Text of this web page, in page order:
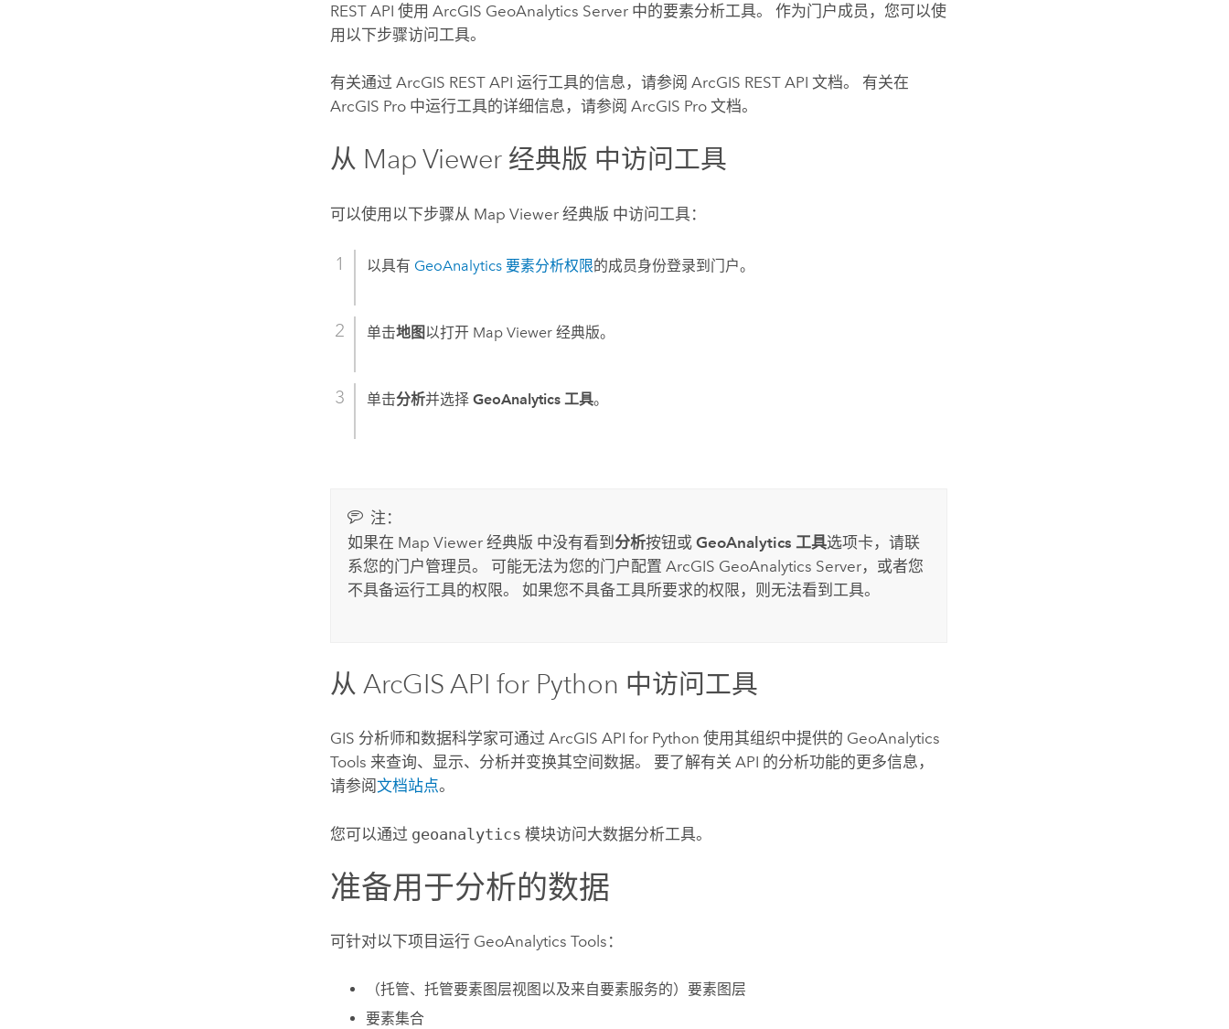
REST API 使用ArcGIS GeoAnalytics Server 中的要素分析工具。 作为门户成员，您可以使
用以下步骤访问工具。
有关通过ArcGIS REST API 运行工具的信息，请参阅ArcGIS REST API 文档。 有关在
ArcGIS Pro 中运行工具的详细信息，请参阅ArcGIS Pro 文档。
从 Map Viewer 经典版 中访问工具
可以使用以下步骤从 Map Viewer 经典版 中访问工具：
以具有 GeoAnalytics 要素分析权限的成员身份登录到门户。
单击地图以打开 Map Viewer 经典版。
单击分析并选择GeoAnalytics 工具。
注：
如果在 Map Viewer 经典版 中没有看到 分析按钮或 GeoAnalytics 工具选项卡，请联
系您的门户管理员。 可能无法为您的门户配置 ArcGIS GeoAnalytics Server，或者您
不具备运行工具的权限。 如果您不具备工具所要求的权限，则无法看到工具。
从ArcGIS API for Python 中访问工具
GIS 分析师和数据科学家可通过ArcGIS API for Python 使用其组织中提供的 GeoAnalytics
Tools 来查询、显示、分析并变换其空间数据。 要了解有关 API 的分析功能的更多信息，
请参阅文档站点。
您可以通过 geoanalytics 模块访问大数据分析工具。
准备用于分析的数据
可针对以下项目运行 GeoAnalytics Tools ：
（托管、托管要素图层视图以及来自要素服务的）要素图层
要素集合